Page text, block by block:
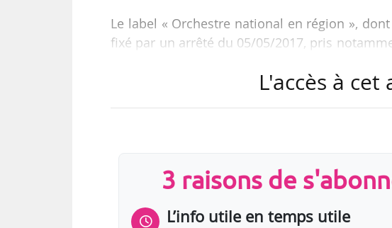
Le label « Orchestre national en région »,
fixé par un arrêté du 05/05/2017, pris
pourvue d’emplois artistiques permanents
Fondé en 1989, l’Orchestre Symphonique
Llewellyn depuis 2015 et pour administrateur
Le label « Orchestre national en région »
L'accès à
3 raisons de
L’info utile en temps utile